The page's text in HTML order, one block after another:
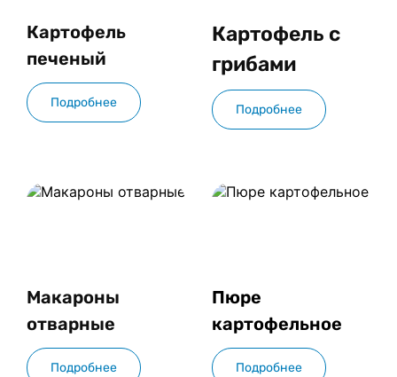
Картофель
печеный
Подробнее
Картофель с
грибами
Подробнее
Макароны
отварные
Подробнее
Пюре
картофельное
Подробнее